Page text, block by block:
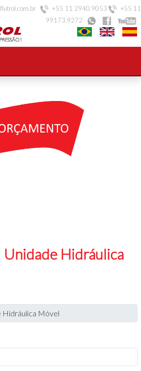
+55 11 2940.9053
+55 11
99173.9272
Unidade Hidráulica